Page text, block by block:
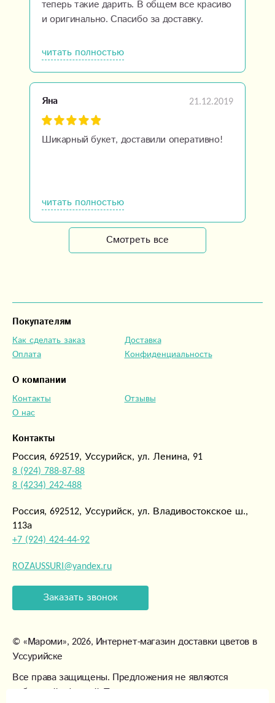
теперь такие дарить. В общем все красиво
и оригинально. Спасибо за доставку.
читать полностью
Яна 21.12.2019
Шикарный букет, доставили оперативно!
читать полностью
Смотреть все
Контакты
Россия, 692519, Уссурийск, ул. Ленина, 91
8 (924) 788-87-88
8 (4234) 242-488
Россия, 692512, Уссурийск, ул. Владивостокское ш.,
113а
+7 (924) 424-44-92
ROZAUSSURI@yandex.ru
Заказать звонок
Покупателям
Как сделать заказ
Оплата
Доставка
Конфиденциальность
О компании
Контакты
О нас
Отзывы
© «Мароми», 2026, Интернет-магазин доставки цветов в
Уссурийске
Все права защищены. Предложения не являются
публичной офертой. Товары могут незначительно